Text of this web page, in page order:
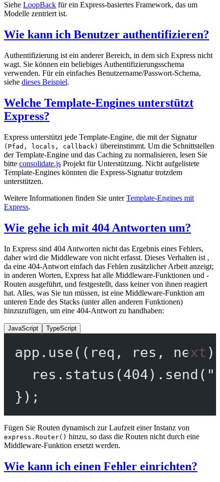
Siehe LoopBack für ein Express-basiertes Framework, das um
Modelle zentriert ist.
Wie kann ich Benutzer authentifizieren?
Authentifizierung ist ein anderer Bereich, in dem sich Express nicht
wagt. Sie können ein beliebiges Authentifizierungsschema
verwenden. Für ein einfaches Benutzername/Passwort-Schema,
siehe dieses Beispiel.
Welche Template-Engines unterstützt
Express?
Express unterstützt jede Template-Engine, die mit der Signatur
(Pfad, locals, callback) übereinstimmt. Um die Schnittstellen
der Template-Engine und das Caching zu normalisieren, lesen Sie
bitte consolidate.js Projekt für Unterstützung. Nicht aufgelistete
Template-Engines könnten die Express-Signatur trotzdem
unterstützen.
Weitere Informationen finden Sie unterTemplate-Engines mit
Express.
Wie gehe ich mit 404 Antworten um?
In Express sind 404 Antworten nicht das Ergebnis eines Fehlers,
daher wird die Middleware von nicht erfasst. Dieses Verhalten ist ,
da eine 404-Antwort einfach das Fehlen zusätzlicher Arbeit anzeigt;
in anderen Worten, Express hat alle Middleware-Funktionen und -
Routen ausgeführt, und festgestellt, dass keiner von ihnen reagiert
hat. Alles, was Sie tun müssen, ist eine Middleware-Funktion am
unteren Ende des Stacks (unter allen anderen Funktionen)
hinzuzufügen, um eine 404-Antwort zu handhaben:
JavaScript TypeScript
app. use(( req , res , next
res. status (404). send (
});
Fügen Sie Routen dynamisch zur Laufzeit einer Instanz von
express.Router() hinzu, so dass die Routen nicht durch eine
Middleware-Funktion ersetzt werden.
Wie kann ich einen Fehler einrichten?